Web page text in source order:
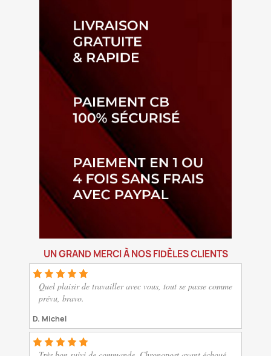
UN GRAND MERCI À NOS FIDÈLES CLIENTS
Quel plaisir de travailler avec vous, tout se passe comme
prévu, bravo.
D. Michel